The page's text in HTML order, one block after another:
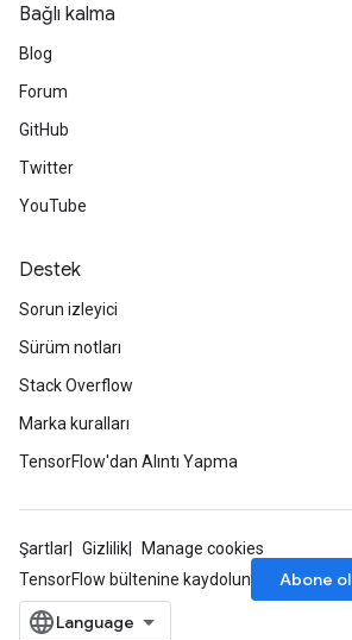
Bağlı kalma
Blog
Forum
GitHub
Twitter
YouTube
Destek
Sorun izleyici
Sürüm notları
Stack Overflow
Marka kuralları
TensorFlow'dan Alıntı Yapma
Şartlar Gizlilik
Manage cookies
TensorFlow bültenine kaydolun
Abone ol